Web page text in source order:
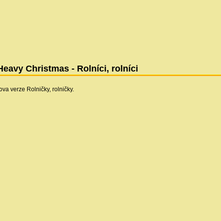
Christmas - Rolníci, rolníci
verze Rolničky, rolničky.